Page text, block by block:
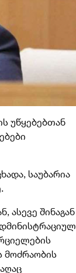
უწყებებთან
საუბარია
ასევე შინაგან
მოძრაობის